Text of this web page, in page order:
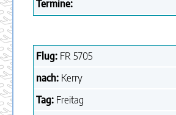
Termine:
Flug: FR 5705
nach: Kerry
Tag: Freitag